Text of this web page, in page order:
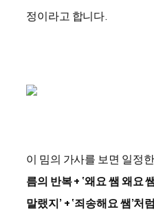
정이라고 합니다.
이 밈의 가사를 보면 일정
름의 반복 + ‘왜요 쌤 왜요
말랬지’ + ‘죄송해요 쌤’